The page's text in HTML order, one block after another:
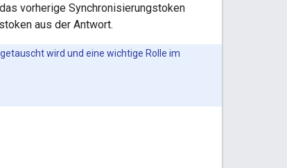
vorherige Synchronisierungstoken
aus der Antwort.
wird und eine wichtige Rolle im